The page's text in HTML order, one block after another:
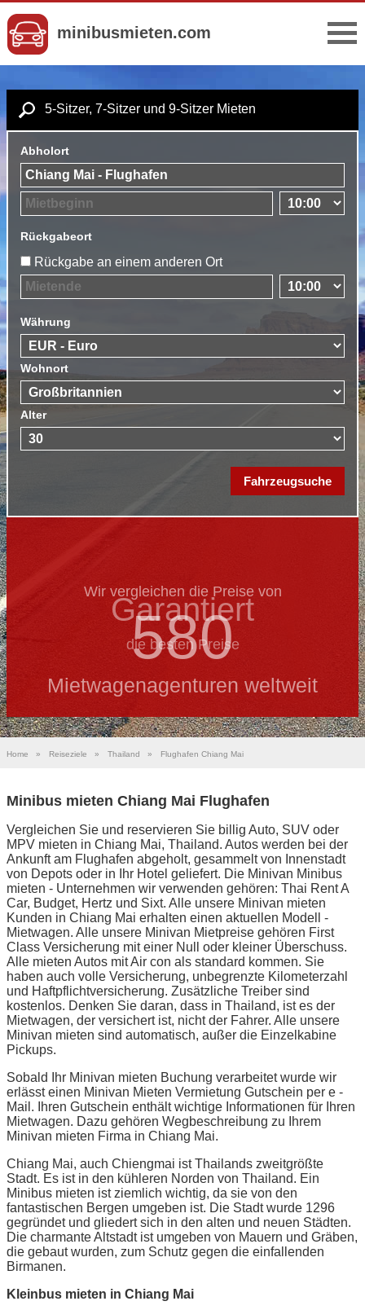
minibusmieten.com
5-Sitzer, 7-Sitzer und 9-Sitzer Mieten
Abholort
Rückgabeort
Rückgabe an einem anderen Ort
Währung
Wohnort
Alter
Wir vergleichen die Preise von
580
Mietwagenagenturen weltweit
Garantiert
die besten Preise
Home » Reiseziele » Thailand » Flughafen Chiang Mai
Minibus mieten Chiang Mai Flughafen
Vergleichen Sie und reservieren Sie billig Auto, SUV oder
MPV mieten in Chiang Mai, Thailand. Autos werden bei der
Ankunft am Flughafen abgeholt, gesammelt von Innenstadt
von Depots oder in Ihr Hotel geliefert. Die Minivan Minibus
mieten - Unternehmen wir verwenden gehören: Thai Rent A
Car, Budget, Hertz und Sixt. Alle unsere Minivan mieten
Kunden in Chiang Mai erhalten einen aktuellen Modell -
Mietwagen. Alle unsere Minivan Mietpreise gehören First
Class Versicherung mit einer Null oder kleiner Überschuss.
Alle mieten Autos mit Air con als standard kommen. Sie
haben auch volle Versicherung, unbegrenzte Kilometerzahl
und Haftpflichtversicherung. Zusätzliche Treiber sind
kostenlos. Denken Sie daran, dass in Thailand, ist es der
Mietwagen, der versichert ist, nicht der Fahrer. Alle unsere
Minivan mieten sind automatisch, außer die Einzelkabine
Pickups.
Sobald Ihr Minivan mieten Buchung verarbeitet wurde wir
erlässt einen Minivan Mieten Vermietung Gutschein per e -
Mail. Ihren Gutschein enthält wichtige Informationen für Ihren
Mietwagen. Dazu gehören Wegbeschreibung zu Ihrem
Minivan mieten Firma in Chiang Mai.
Chiang Mai, auch Chiengmai ist Thailands zweitgrößte
Stadt. Es ist in den kühleren Norden von Thailand. Ein
Minibus mieten ist ziemlich wichtig, da sie von den
fantastischen Bergen umgeben ist. Die Stadt wurde 1296
gegründet und gliedert sich in den alten und neuen Städten.
Die charmante Altstadt ist umgeben von Mauern und Gräben,
die gebaut wurden, zum Schutz gegen die einfallenden
Birmanen.
Kleinbus mieten in Chiang Mai